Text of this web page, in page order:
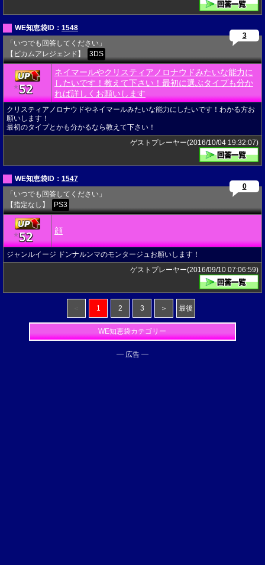
WE知恵袋ID： 1548
「いつでも回答してください」
【ビカムアレジェンド】
3DS
3
★52
ネイマールやクリスティアノロナウドみたいな能力に
したいです！教えて下さい！最初に選ぶタイプも分か
れば詳しくお願いします
クリスティアノロナウドやネイマールみたいな能力にしたいです！わかる方お
願いします！
最初のタイプとかも分かるなら教えて下さい！
ゲストプレーヤー(2016/10/04 19:32:07)
WE知恵袋ID： 1547
「いつでも回答してください」
【指定なし】
PS3
0
★52 顔
ジャンルイージ ドンナルンマのモンタージュお願いします！
ゲストプレーヤー(2016/09/10 07:06:59)
1 2 3 ＞ 最後
WE知恵袋カテゴリー
━ 広告 ━